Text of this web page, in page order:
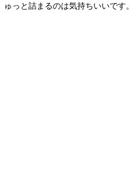
ゅっと詰まるのは気持ちいいです。